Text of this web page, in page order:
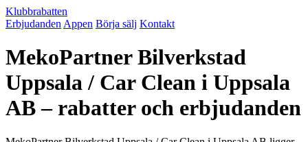
Klubbrabatten
Erbjudanden Appen Börja sälj Kontakt
MekoPartner Bilverkstad
Uppsala / Car Clean i Uppsala
AB – rabatter och erbjudanden